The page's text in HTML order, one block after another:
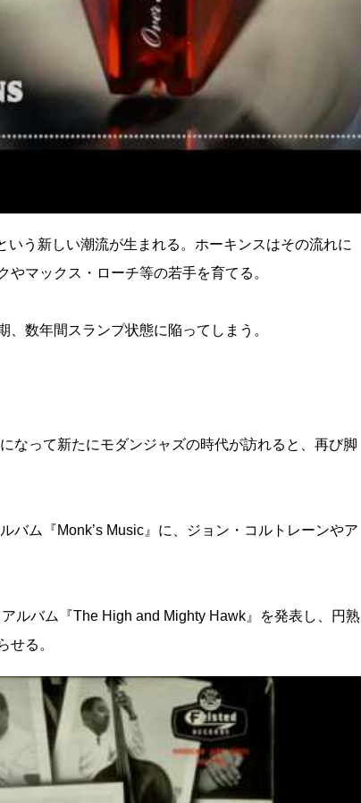
いう新しい潮流が生まれる。ホーキンスはその流れに
マックス・ローチ等の若手を育てる。
数年間スランプ状態に陥ってしまう。
なって新たにモダンジャズの時代が訪れると、再び脚
バム『Monk’s Music』に、ジョン・コルトレーンやア
ルバム『The High and Mighty Hawk』を発表し、円熟
せる。